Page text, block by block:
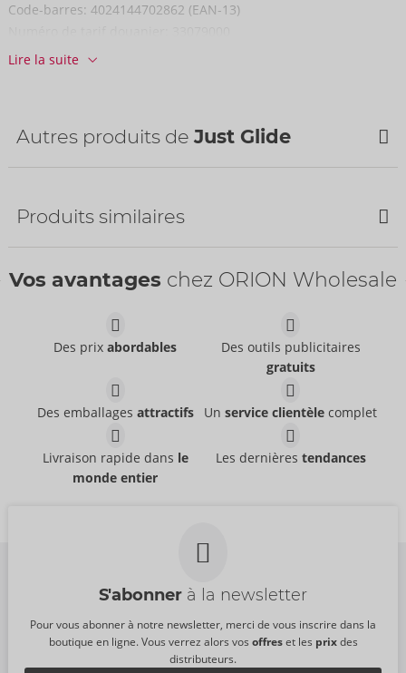
Code-barres: 4024144702862 (EAN-13)
Lire la suite
Autres produits de Just Glide
Just Glide - ORION Brand
PPC:195,00 €
Toy Lube
- ORION Brand
06299790000
24,95 €
Produits similaires
Just Glide Anal
- ORION Brand
Toy Lube
Vos avantages chez ORION Wholesale
Des prixabordables
Des outils publicitaires
gratuits
Des emballages attractifs Unservice clientèle complet
Livraison rapide dans le
monde entier
Les dernières tendances
S'abonner à la newsletter
Pour vous abonner à notre newsletter, merci de vous inscrire dans la
boutique en ligne. Vous verrez alors vos offreset les prixdes
distributeurs.